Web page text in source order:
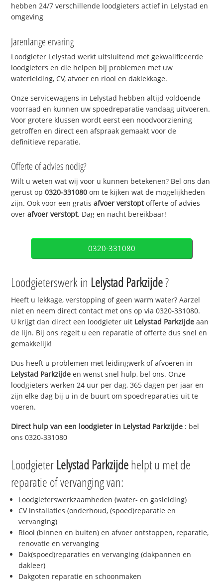
hebben 24/7 verschillende loodgieters actief in Lelystad en
omgeving
Jarenlange ervaring
Loodgieter Lelystad werkt uitsluitend met gekwalificeerde
loodgieters en die helpen bij problemen met uw
waterleiding, CV, afvoer en riool en daklekkage.
Onze servicewagens in Lelystad hebben altijd voldoende
voorraad en kunnen uw spoedreparatie vandaag uitvoeren.
Voor grotere klussen wordt eerst een noodvoorziening
getroffen en direct een afspraak gemaakt voor de
definitieve reparatie.
Offerte of advies nodig?
Wilt u weten wat wij voor u kunnen betekenen? Bel ons dan
gerust op0320-331080 om te kijken wat de mogelijkheden
zijn. Ook voor een gratisafvoer verstoptofferte of advies
overafvoer verstopt. Dag en nacht bereikbaar!
0320-331080
Loodgieterswerk in Lelystad Parkzijde?
Heeft u lekkage, verstopping of geen warm water? Aarzel
niet en neem direct contact met ons op via 0320-331080.
U krijgt dan direct een loodgieter uit Lelystad Parkzijdeaan
de lijn. Bij ons regelt u een reparatie of offerte dus snel en
gemakkelijk!
Dus heeft u problemen met leidingwerk of afvoeren in
Lelystad Parkzijdeen wenst snel hulp, bel ons. Onze
loodgieters werken 24 uur per dag, 365 dagen per jaar en
zijn elke dag bij u in de buurt om spoedreparaties uit te
voeren.
Direct hulp van een loodgieter in Lelystad Parkzijde : bel
ons 0320-331080
Loodgieter Lelystad Parkzijdehelpt u met de
reparatie of vervanging van:
Loodgieterswerkzaamheden (water- en gasleiding)
CV installaties (onderhoud, (spoed)reparatie en
vervanging)
Riool (binnen en buiten) en afvoer ontstoppen, reparatie,
renovatie en vervanging
Dak(spoed)reparaties en vervanging (dakpannen en
dakleer)
Dakgoten reparatie en schoonmaken